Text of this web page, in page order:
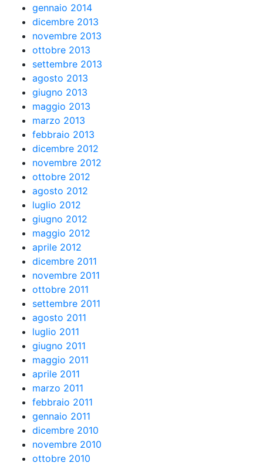
gennaio 2014
dicembre 2013
novembre 2013
ottobre 2013
settembre 2013
agosto 2013
giugno 2013
maggio 2013
marzo 2013
febbraio 2013
dicembre 2012
novembre 2012
ottobre 2012
agosto 2012
luglio 2012
giugno 2012
maggio 2012
aprile 2012
dicembre 2011
novembre 2011
ottobre 2011
settembre 2011
agosto 2011
luglio 2011
giugno 2011
maggio 2011
aprile 2011
marzo 2011
febbraio 2011
gennaio 2011
dicembre 2010
novembre 2010
ottobre 2010